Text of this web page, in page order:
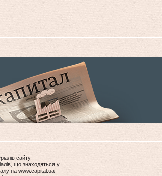
сайту
що знаходяться у
на www.capital.ua